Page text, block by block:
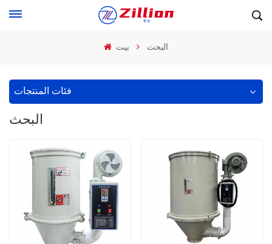
بيت البحث
فئات المنتجات
البحث